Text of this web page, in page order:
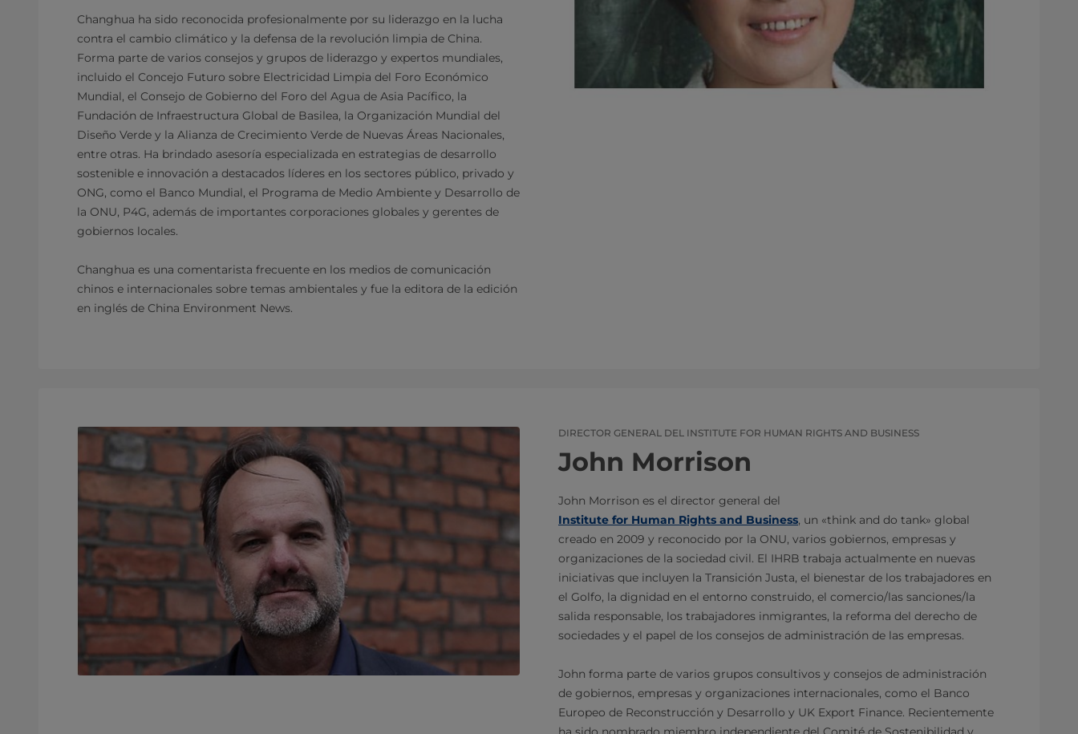
Changhua ha sido reconocida profesionalmente por su liderazgo en la lucha
contra el cambio climático y la defensa de la revolución limpia de China.
Forma parte de varios consejos y grupos de liderazgo y expertos mundiales,
incluido el Concejo Futuro sobre Electricidad Limpia del Foro Económico
Mundial, el Consejo de Gobierno del Foro del Agua de Asia Pacífico, la
Fundación de Infraestructura Global de Basilea, la Organización Mundial del
Diseño Verde y la Alianza de Crecimiento Verde de Nuevas Áreas Nacionales,
entre otras. Ha brindado asesoría especializada en estrategias de desarrollo
sostenible e innovación a destacados líderes en los sectores público, privado y
ONG, como el Banco Mundial, el Programa de Medio Ambiente y Desarrollo de
la ONU, P4G, además de importantes corporaciones globales y gerentes de
gobiernos locales.
Changhua es una comentarista frecuente en los medios de comunicación
chinos e internacionales sobre temas ambientales y fue la editora de la edición
en inglés de China Environment News.
DIRECTOR GENERAL DEL INSTITUTE FOR HUMAN RIGHTS AND BUSINESS
John Morrison
John Morrison es el director general del
Institute for Human Rights and Business, un «think and do tank» global
creado en 2009 y reconocido por la ONU, varios gobiernos, empresas y
organizaciones de la sociedad civil. El IHRB trabaja actualmente en nuevas
iniciativas que incluyen la Transición Justa, el bienestar de los trabajadores en
el Golfo, la dignidad en el entorno construido, el comercio/las sanciones/la
salida responsable, los trabajadores inmigrantes, la reforma del derecho de
sociedades y el papel de los consejos de administración de las empresas.
John forma parte de varios grupos consultivos y consejos de administración
de gobiernos, empresas y organizaciones internacionales, como el Banco
Europeo de Reconstrucción y Desarrollo y UK Export Finance. Recientemente